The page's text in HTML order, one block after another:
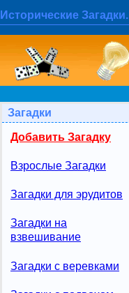
Исторические Загадки.
Загадки
Добавить Загадку
Взрослые Загадки
Загадки для эрудитов
Загадки на
взвешивание
Загадки с веревками